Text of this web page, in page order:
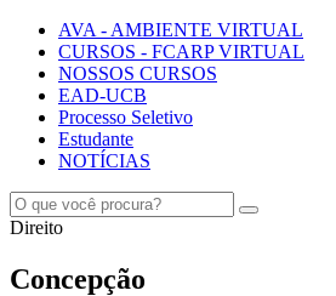
AVA - AMBIENTE VIRTUAL
CURSOS - FCARP VIRTUAL
NOSSOS CURSOS
EAD-UCB
Processo Seletivo
Estudante
NOTÍCIAS
Direito
Concepção